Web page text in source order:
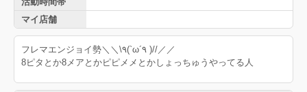
マイ店舗
フレマエンジョイ勢
＼＼\٩(`ω´٩ )//／／
8ピタとか8メアとかピピメメとかしょっちゅうやってる人